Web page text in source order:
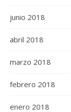
junio 2018
abril 2018
marzo 2018
febrero 2018
enero 2018